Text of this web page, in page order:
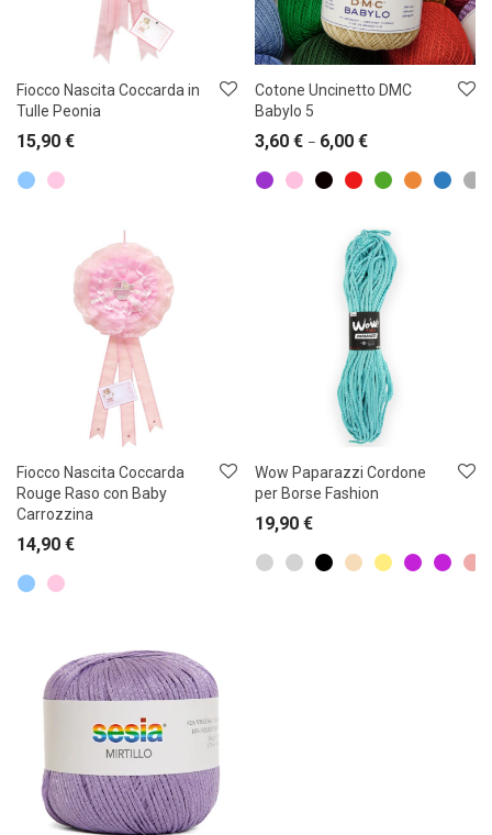
Fiocco Nascita Coccarda in
Tulle Peonia
15,90 €
Cotone Uncinetto DMC
Babylo 5
3,60 € – 6,00 €
Fiocco Nascita Coccarda
Rouge Raso con Baby
Carrozzina
14,90 €
Wow Paparazzi Cordone
per Borse Fashion
19,90 €